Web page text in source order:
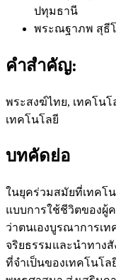
ปทุมธานี
พระณฐาภพ สุธี
คำสำคัญ:
พระสงฆ์ไทย, เทคโน
เทคโนโลยี
บทคัดย่อ
ในยุคร่วมสมัยที่เทคโ
แบบการใช้ชีวิตของผู้
ว่าตนเองบูรณาการเ
จริยธรรมและนำทาง
ที่จำเป็นของเทคโนโล